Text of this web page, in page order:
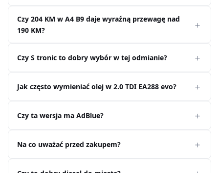
Czy 204 KM w A4 B9 daje wyraźną przewagę nad
190 KM?
Czy S tronic to dobry wybór w tej odmianie?
Jak często wymieniać olej w 2.0 TDI EA288 evo?
Czy ta wersja ma AdBlue?
Na co uważać przed zakupem?